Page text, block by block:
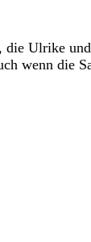
Ulrike
wenn die